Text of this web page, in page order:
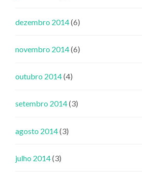
dezembro 2014(6)
novembro 2014(6)
outubro 2014(4)
setembro 2014(3)
agosto 2014(3)
julho 2014(3)